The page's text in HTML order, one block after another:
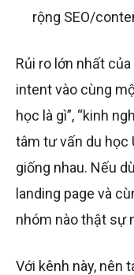
rộng SEO/
Rủi ro lớn nhất
intent vào cùng
học là gì”, “kinh
tâm tư vấn du học
giống nhau. Nếu
landing page và
nhóm nào thật sự
Với kênh này, nên